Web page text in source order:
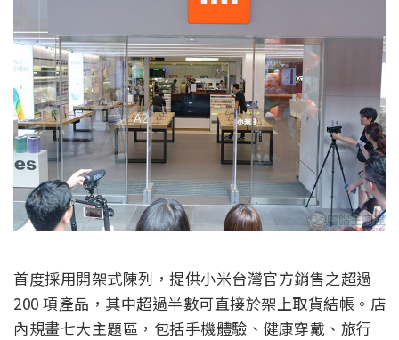
首度採用開架式陳列，提供小米台灣官方銷售之超過
200 項產品，其中超過半數可直接於架上取貨結帳。店
內規畫七大主題區，包括手機體驗、健康穿戴、旅行